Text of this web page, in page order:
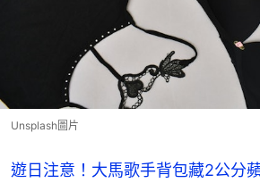
Unsplash圖片
遊日注意！大馬歌手背包藏2公分